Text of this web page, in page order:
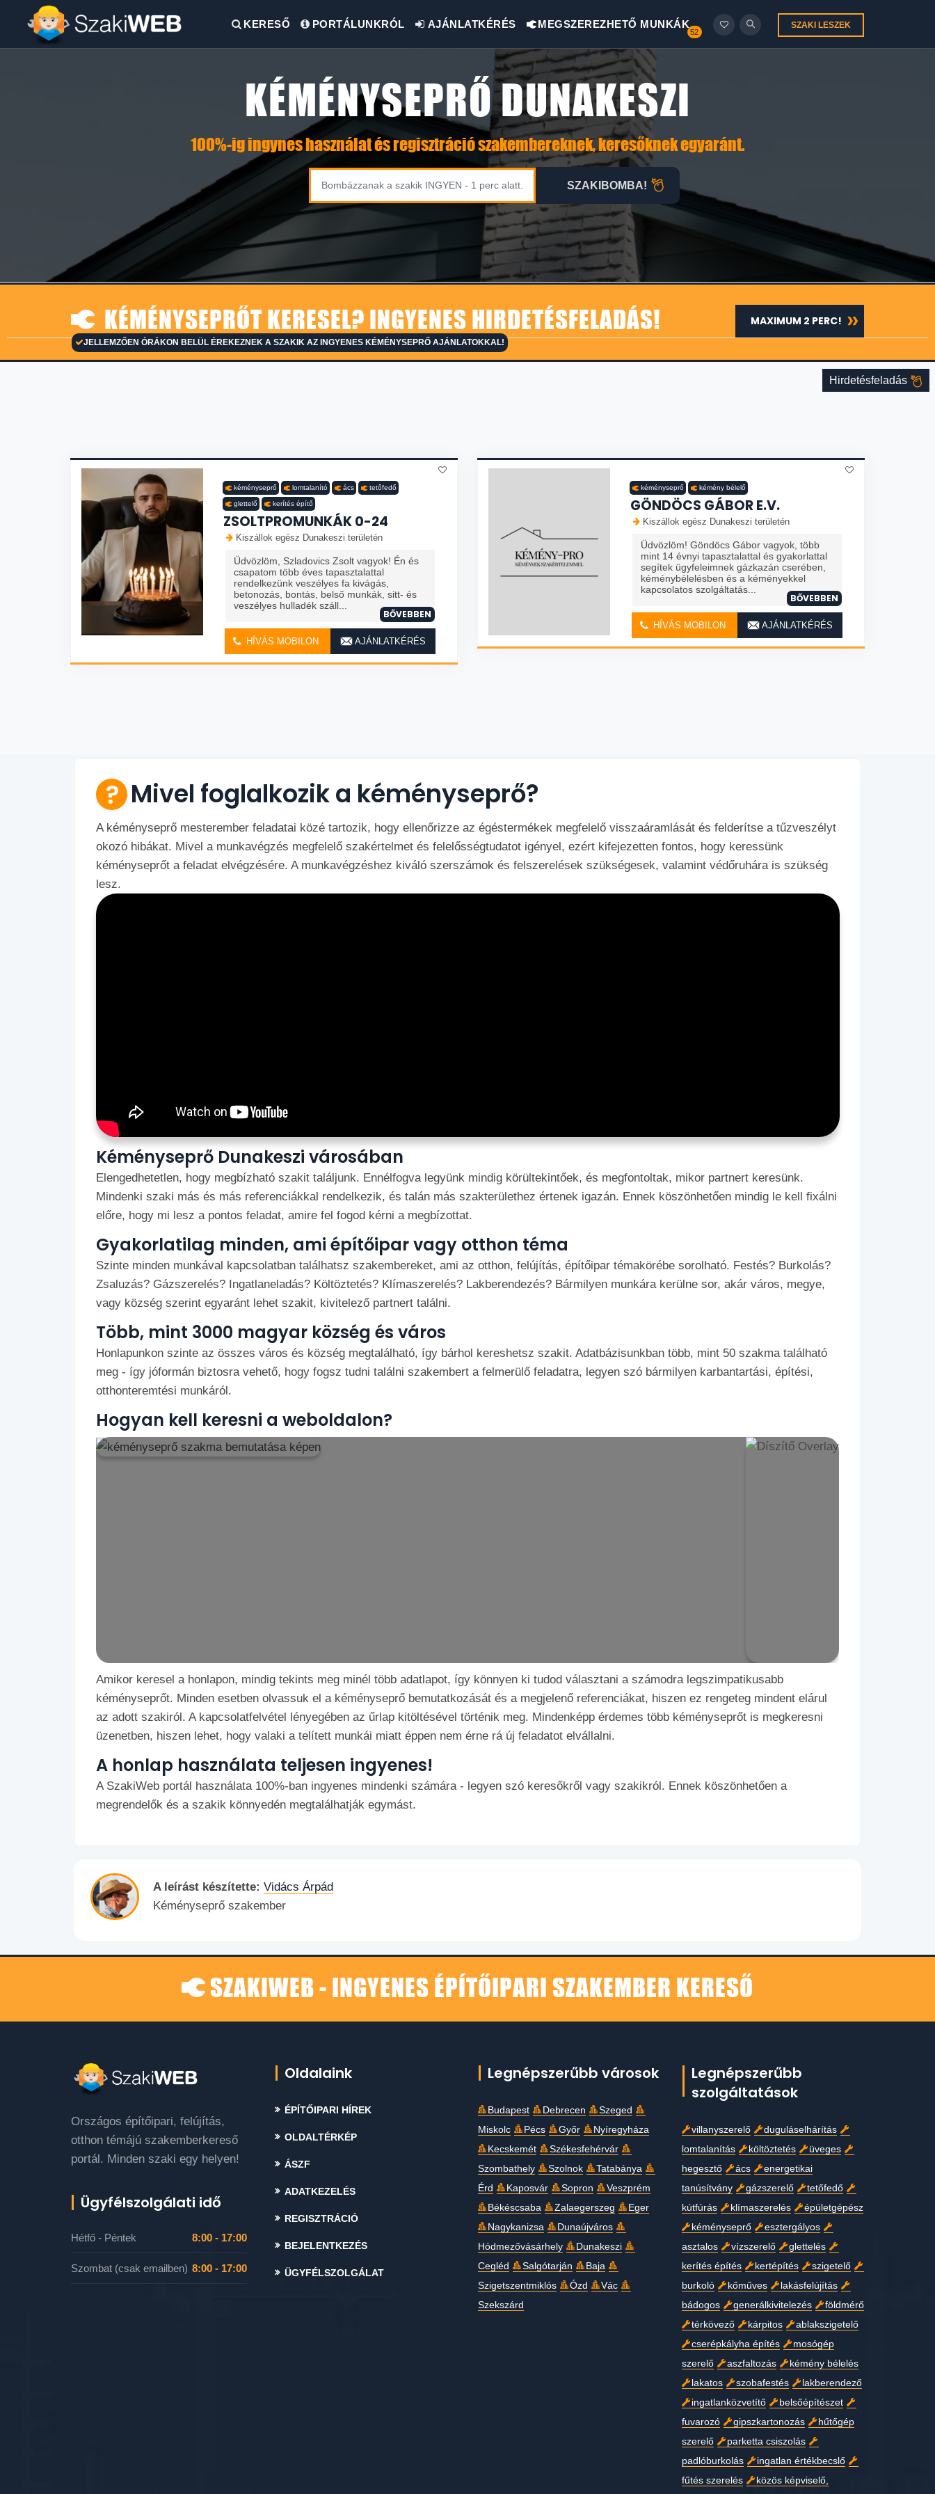
SZAKI LESZEK
KERESŐ PORTÁLUNKRÓL AJÁNLATKÉRÉS MEGSZEREZHETŐ MUNKÁK
52
KÉMÉNYSEPRŐ DUNAKESZI
100%-ig ingynes használat és regisztráció szakembereknek, keresőknek egyaránt.
SZAKIBOMBA!
KÉMÉNYSEPRŐT KERESEL? INGYENES HIRDETÉSFELADÁS!
JELLEMZŐEN ÓRÁKON BELÜL ÉREKEZNEK A SZAKIK AZ INGYENES KÉMÉNYSEPRŐ AJÁNLATOKKAL!
MAXIMUM 2 PERC!
kéményseprő lomtalanító ács tetőfedő
glettelő kerítés építő
ZSOLTPROMUNKÁK 0-24
Kiszállok egész Dunakeszi területén
Üdvözlöm, Szladovics Zsolt vagyok! Én és
csapatom több éves tapasztalattal
rendelkezünk veszélyes fa kivágás,
betonozás, bontás, belső munkák, sitt- és
veszélyes hulladék száll...
BŐVEBBEN
HÍVÁS MOBILON AJÁNLATKÉRÉS
kéményseprő kémény bélelő
GÖNDÖCS GÁBOR E.V.
Kiszállok egész Dunakeszi területén
Üdvözlöm! Göndöcs Gábor vagyok, több
mint 14 évnyi tapasztalattal és gyakorlattal
segítek ügyfeleimnek gázkazán cserében,
kéménybélelésben és a kéményekkel
kapcsolatos szolgáltatás...
BŐVEBBEN
HÍVÁS MOBILON AJÁNLATKÉRÉS
Hirdetésfeladás
Mivel foglalkozik a kéményseprő?
A kéményseprő mesterember feladatai közé tartozik, hogy ellenőrizze az égéstermékek megfelelő visszaáramlását és felderítse a tűzveszélyt
okozó hibákat. Mivel a munkavégzés megfelelő szakértelmet és felelősségtudatot igényel, ezért kifejezetten fontos, hogy keressünk
kéményseprőt a feladat elvégzésére. A munkavégzéshez kiváló szerszámok és felszerelések szükségesek, valamint védőruhára is szükség
lesz.
Kéményseprő Dunakeszi városában
Elengedhetetlen, hogy megbízható szakit találjunk. Ennélfogva legyünk mindig körültekintőek, és megfontoltak, mikor partnert keresünk.
Mindenki szaki más és más referenciákkal rendelkezik, és talán más szakterülethez értenek igazán. Ennek köszönhetően mindig le kell fixálni
előre, hogy mi lesz a pontos feladat, amire fel fogod kérni a megbízottat.
Gyakorlatilag minden, ami építőipar vagy otthon téma
Szinte minden munkával kapcsolatban találhatsz szakembereket, ami az otthon, felújítás, építőipar témakörébe sorolható. Festés? Burkolás?
Zsaluzás? Gázszerelés? Ingatlaneladás? Költöztetés? Klímaszerelés? Lakberendezés? Bármilyen munkára kerülne sor, akár város, megye,
vagy község szerint egyaránt lehet szakit, kivitelező partnert találni.
Több, mint 3000 magyar község és város
Honlapunkon szinte az összes város és község megtalálható, így bárhol kereshetsz szakit. Adatbázisunkban több, mint 50 szakma található
meg - így jóformán biztosra vehető, hogy fogsz tudni találni szakembert a felmerülő feladatra, legyen szó bármilyen karbantartási, építési,
otthonteremtési munkáról.
Hogyan kell keresni a weboldalon?
Amikor keresel a honlapon, mindig tekints meg minél több adatlapot, így könnyen ki tudod választani a számodra legszimpatikusabb
kéményseprőt. Minden esetben olvassuk el a kéményseprő bemutatkozását és a megjelenő referenciákat, hiszen ez rengeteg mindent elárul
az adott szakiról. A kapcsolatfelvétel lényegében az űrlap kitöltésével történik meg. Mindenképp érdemes több kéményseprőt is megkeresni
üzenetben, hiszen lehet, hogy valaki a telített munkái miatt éppen nem érne rá új feladatot elvállalni.
A honlap használata teljesen ingyenes!
A SzakiWeb portál használata 100%-ban ingyenes mindenki számára - legyen szó keresőkről vagy szakikról. Ennek köszönhetően a
megrendelők és a szakik könnyedén megtalálhatják egymást.
A leírást készítette: Vidács Árpád
Kéményseprő szakember
SZAKIWEB - INGYENES ÉPÍTŐIPARI SZAKEMBER KERESŐ
Országos építőipari, felújítás,
otthon témájú szakemberkereső
portál. Minden szaki egy helyen!
Ügyfélszolgálati idő
Hétfő - Péntek 8:00 - 17:00
Szombat (csak emailben) 8:00 - 17:00
Oldalaink
ÉPÍTŐIPARI HÍREK
OLDALTÉRKÉP
ÁSZF
ADATKEZELÉS
REGISZTRÁCIÓ
BEJELENTKEZÉS
ÜGYFÉLSZOLGÁLAT
Legnépszerűbb városok
Budapest Debrecen
Szeged
Miskolc
Pécs Győr
Nyíregyháza
Kecskemét
Székesfehérvár
Szombathely
Szolnok
Tatabánya
Érd
Kaposvár Sopron
Veszprém
Békéscsaba
Zalaegerszeg
Eger
Nagykanizsa
Dunaújváros
Hódmezővásárhely
Dunakeszi
Cegléd
Salgótarján
Baja
Szigetszentmiklós
Ózd
Vác
Szekszárd
Legnépszerűbb
szolgáltatások
villanyszerelő
duguláselhárítás
lomtalanítás
költöztetés
üveges
hegesztő
ács
energetikai
tanúsítvány
gázszerelő
tetőfedő
kútfúrás
klímaszerelés
épületgépész
kéményseprő
esztergályos
asztalos
vízszerelő
glettelés
kerítés építés
kertépítés
szigetelő
burkoló
kőműves
lakásfelújítás
bádogos
generálkivitelezés
földmérő
térkövező
kárpitos
ablakszigetelő
cserépkályha építés
mosógép
szerelő
aszfaltozás
kémény bélelés
lakatos
szobafestés
lakberendező
ingatlanközvetítő
belsőépítészet
fuvarozó
gipszkartonozás
hűtőgép
szerelő
parketta csiszolás
padlóburkolás
ingatlan értékbecslő
fűtés szerelés
közös képviselő,